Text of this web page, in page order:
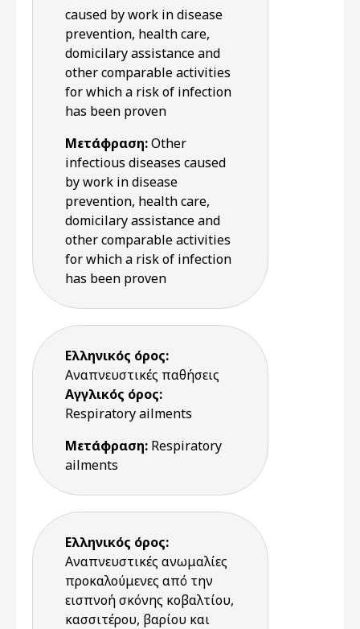
caused by work in disease
prevention, health care,
domicilary assistance and
other comparable activities
for which a risk of infection
has been proven
Μετάφραση:Other
infectious diseases caused
by work in disease
prevention, health care,
domicilary assistance and
other comparable activities
for which a risk of infection
has been proven
Ελληνικός όρος:
Αναπνευστικές παθήσεις
Αγγλικός όρος:
Respiratory ailments
Μετάφραση: Respiratory
ailments
Ελληνικός όρος:
Αναπνευστικές ανωμαλίες
προκαλούμενες από την
εισπνοή σκόνης κοβαλτίου,
κασσιτέρου, βαρίου και